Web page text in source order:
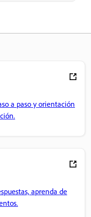
a paso y orientación
aprenda de